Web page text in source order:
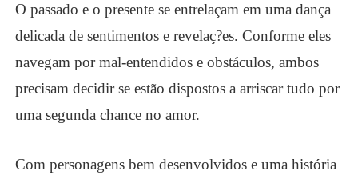
O passado e o presente se entrelaçam em uma dança
delicada de sentimentos e revelaç?es. Conforme eles
navegam por mal-entendidos e obstáculos, ambos
precisam decidir se estão dispostos a arriscar tudo por
uma segunda chance no amor.
Com personagens bem desenvolvidos e uma história